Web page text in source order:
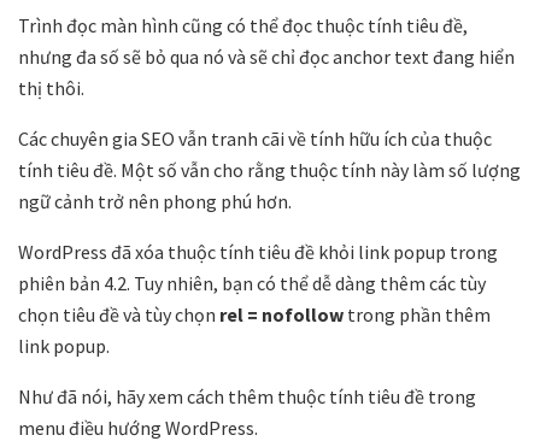
Trình đọc màn hình cũng có thể đọc thuộc tính tiêu đề,
nhưng đa số sẽ bỏ qua nó và sẽ chỉ đọc anchor text đang hiển
thị thôi.
Các chuyên gia SEO vẫn tranh cãi về tính hữu ích của thuộc
tính tiêu đề. Một số vẫn cho rằng thuộc tính này làm số lượng
ngữ cảnh trở nên phong phú hơn.
WordPress đã xóa thuộc tính tiêu đề khỏi link popup trong
phiên bản 4.2. Tuy nhiên, bạn có thể dễ dàng thêm các tùy
chọn tiêu đề và tùy chọn rel = nofollow trong phần thêm
link popup.
Như đã nói, hãy xem cách thêm thuộc tính tiêu đề trong
menu điều hướng WordPress.